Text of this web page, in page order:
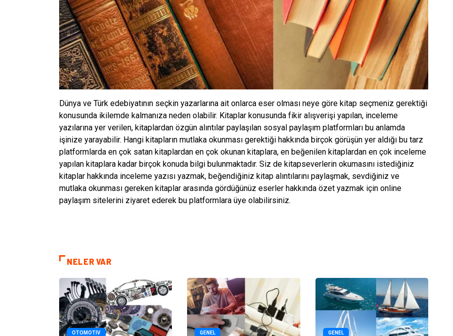
Dünya ve Türk edebiyatının seçkin yazarlarına ait onlarca eser olması neye göre kitap seçmeniz gerektiği
konusunda ikilemde kalmanıza neden olabilir. Kitaplar konusunda fikir alışverişi yapılan, inceleme
yazılarına yer verilen, kitaplardan özgün alıntılar paylaşılan sosyal paylaşım platformları bu anlamda
işinize yarayabilir. Hangi kitapların mutlaka okunması gerektiği hakkında birçok görüşün yer aldığı bu tarz
platformlarda en çok satan kitaplardan en çok okunan kitaplara, en beğenilen kitaplardan en çok inceleme
yapılan kitaplara kadar birçok konuda bilgi bulunmaktadır. Siz de kitapseverlerin okumasını istediğiniz
kitaplar hakkında inceleme yazısı yazmak, beğendiğiniz kitap alıntılarını paylaşmak, sevdiğiniz ve
mutlaka okunması gereken kitaplar arasında gördüğünüz eserler hakkında özet yazmak için online
paylaşım sitelerini ziyaret ederek bu platformlara üye olabilirsiniz.
NELER VAR
OTOMOTIV GENEL GENEL